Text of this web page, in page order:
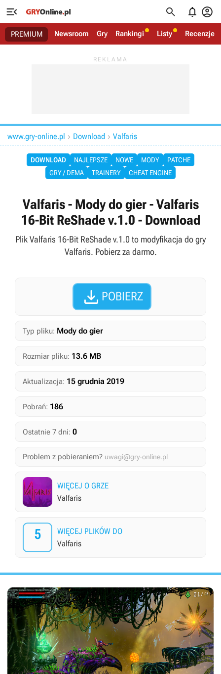
   
PREMIUM Newsroom Gry Rankingi Listy Recenzje
www.gry-online.pl  Download  Valfaris
DOWNLOAD NAJLEPSZE NOWE MODY
PATCHE
GRY / DEMA
TRAINERY CHEAT ENGINE
Valfaris - Mody do gier - Valfaris
16-Bit ReShade v.1.0 - Download
Plik Valfaris 16-Bit ReShade v.1.0 to modyfikacja do gry
Valfaris. Pobierz za darmo.
 POBIERZ
Typ pliku: Mody do gier
Rozmiar pliku: 13.6 MB
Aktualizacja: 15 grudnia 2019
Pobrań: 186
Ostatnie 7 dni: 0
Problem z pobieraniem? uwagi@gry-online.pl
WIĘCEJ O GRZE
Valfaris
5
WIĘCEJ PLIKÓW DO
Valfaris